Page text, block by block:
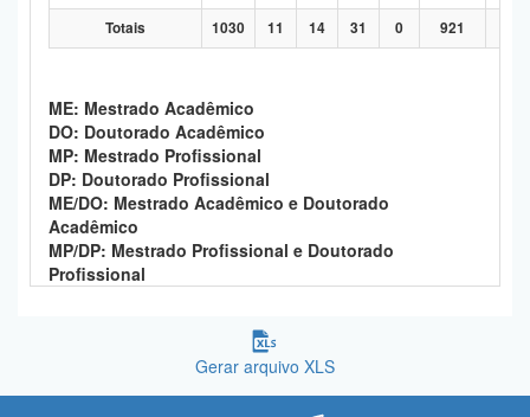
Totais 1030 11 14 31 0 921
ME: Mestrado Acadêmico
DO: Doutorado Acadêmico
MP: Mestrado Profissional
DP: Doutorado Profissional
ME/DO: Mestrado Acadêmico e Doutorado
Acadêmico
MP/DP: Mestrado Profissional e Doutorado
Profissional
Gerar arquivo XLS